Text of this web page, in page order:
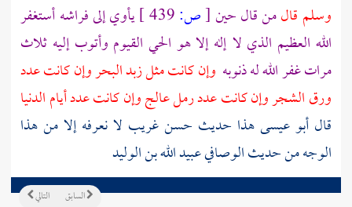
وسلم قالمن قال حين[ص:
يأوي إلى فراشه أستغفر
الله العظيم الذي لا إله إلا هو الحي القيوم وأتوب إليه ثلاث
مرات غفر الله له ذنوبه وإن كانت مثل زبد البحر وإن كانت عدد
ورق الشجر وإن كانت عدد رمل عالج وإن كانت عدد أيام الدنيا
قال أبو عيسى هذا حديث حسن غريب لا نعرفه إلا من هذا
الوجه من حديثالوصافي عبيد الله بن الوليد
التالي السابق